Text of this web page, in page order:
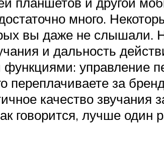
много.
вы даже не слышали.
и дальность
управление
переплачиваете за
качество
говорится, лучше один